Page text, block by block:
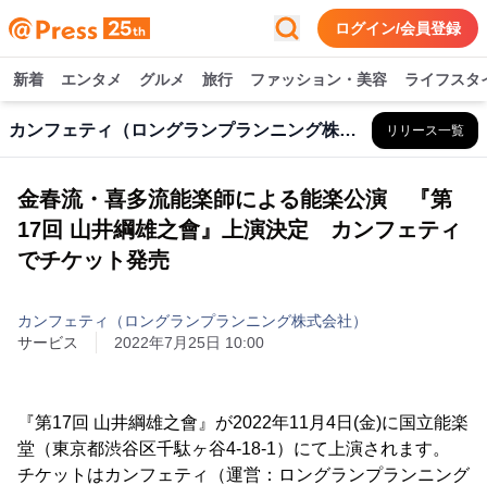
ログイン/会員登録
新着 エンタメ グルメ 旅行 ファッション・美容 ライフスタ
カンフェティ（ロングランプランニング株式会社） リリース一覧
金春流・喜多流能楽師による能楽公演 『第
17回 山井綱雄之會』上演決定 カンフェティ
でチケット発売
カンフェティ（ロングランプランニング株式会社）
サービス
2022年7月25日 10:00
『第17回 山井綱雄之會』が2022年11月4日(金)に国立能楽
堂（東京都渋谷区千駄ヶ谷4-18-1）にて上演されます。
チケットはカンフェティ（運営：ロングランプランニング